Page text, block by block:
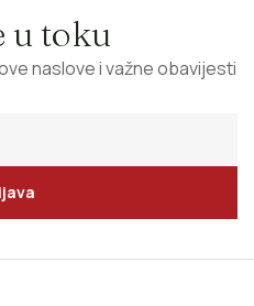
u toku
naslove i važne obavijesti